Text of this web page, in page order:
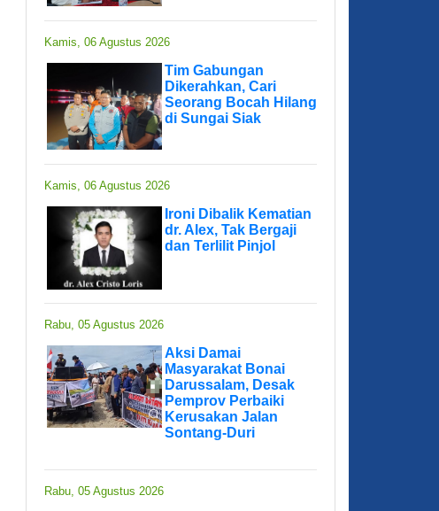
Kamis, 06 Agustus 2026
Tim Gabungan
Dikerahkan, Cari
Seorang Bocah Hilang
di Sungai Siak
Kamis, 06 Agustus 2026
Ironi Dibalik Kematian
dr. Alex, Tak Bergaji
dan Terlilit Pinjol
Rabu, 05 Agustus 2026
Aksi Damai
Masyarakat Bonai
Darussalam, Desak
Pemprov Perbaiki
Kerusakan Jalan
Sontang-Duri
Rabu, 05 Agustus 2026